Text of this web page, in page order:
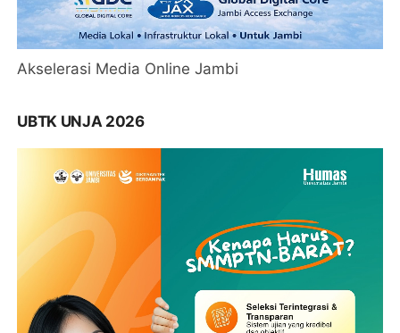
Akselerasi Media Online Jambi
UBTK UNJA 2026